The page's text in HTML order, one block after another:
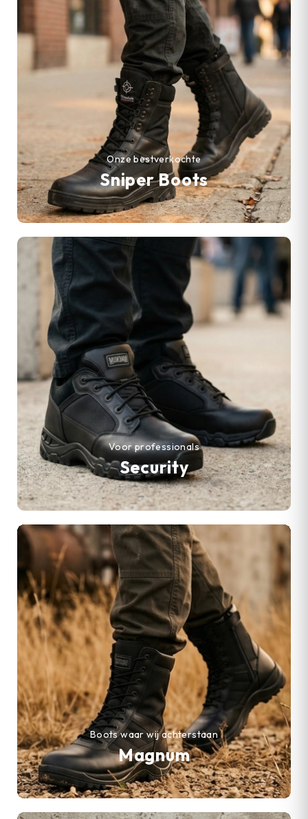
Sniper Boots
Onze bestverkochte
Security
Voor professionals
Magnum
Boots waar wij achterstaan